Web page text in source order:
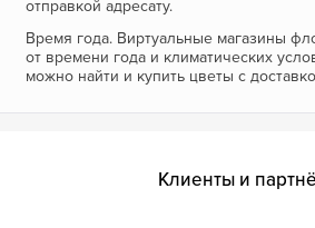
отправкой адресату.
Время года. Виртуальные магазины
от времени года и климатических
можно найти и купить цветы с
Клиенты и